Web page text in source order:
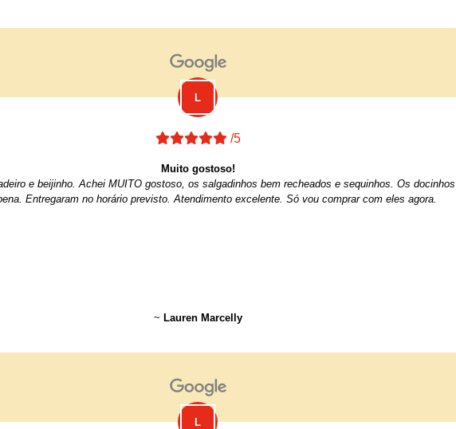
/5
Muito gostoso!
e beijinho. Achei MUITO gostoso, os salgadinhos bem recheados e sequinhos. Os
Entregaram no horário previsto. Atendimento excelente. Só vou comprar com eles agora.
~ Lauren Marcelly